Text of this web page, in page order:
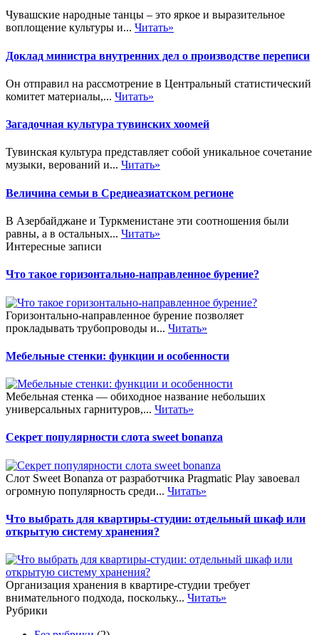
Чувашские народные танцы – это яркое и выразительное
воплощение культуры и... Читать»
Доклад министра внутренних дел о производстве переписи
Он отправил на рассмотрение в Центральный статистический
комитет материалы,... Читать»
Загадочная культура тувинских хоомей
Тувинская культура представляет собой уникальное сочетание
музыки, верований и... Читать»
Величина семьи в Среднеазиатском регионе
В Азербайджане и Туркменистане эти соотношения были
равны, а в остальных... Читать»
Интересные записи
Что такое горизонтально-направленное бурение?
Горизонтально-направленное бурение позволяет
прокладывать трубопроводы и... Читать»
Мебельные стенки: функции и особенности
Мебельная стенка — обиходное название небольших
универсальных гарнитуров,... Читать»
Секрет популярности слота sweet bonanza
Слот Sweet Bonanza от разработчика Pragmatic Play завоевал
огромную популярность среди... Читать»
Что выбрать для квартиры-студии: отдельный шкаф или
открытую систему хранения?
Организация хранения в квартире-студии требует
внимательного подхода, поскольку... Читать»
Рубрики